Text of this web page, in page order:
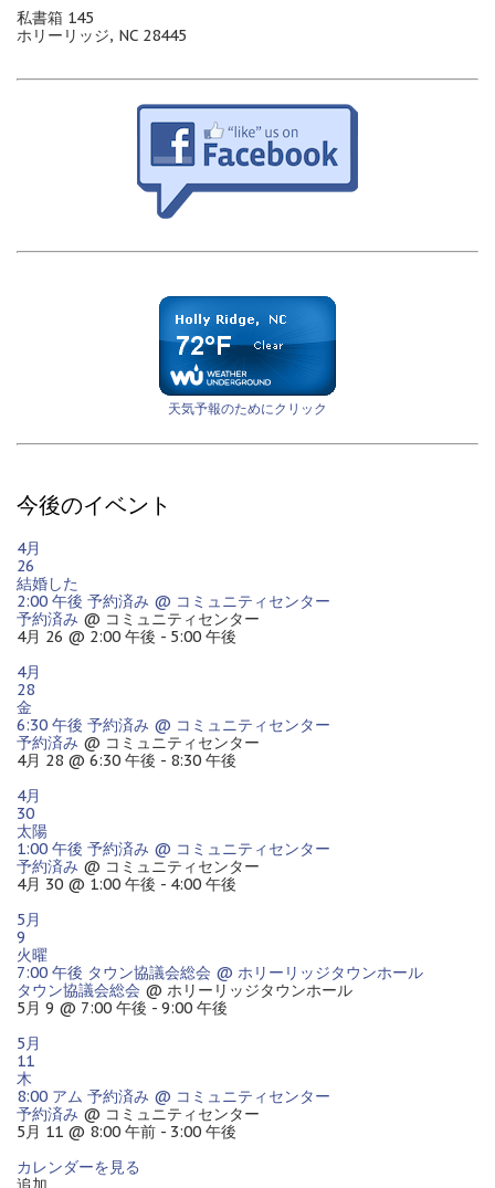
私書箱 145
ホリーリッジ, NC 28445
天気予報のためにクリック
今後のイベント
4月
26
結婚した
2:00 午後予約済み @ コミュニティセンター
予約済み @ コミュニティセンター
4月 26 @ 2:00 午後 - 5:00 午後
4月
28
金
6:30 午後予約済み @ コミュニティセンター
予約済み @ コミュニティセンター
4月 28 @ 6:30 午後 - 8:30 午後
4月
30
太陽
1:00 午後予約済み @ コミュニティセンター
予約済み @ コミュニティセンター
4月 30 @ 1:00 午後 - 4:00 午後
5月
9
火曜
7:00 午後 タウン協議会総会 @ ホリーリッジタウンホール
タウン協議会総会 @ ホリーリッジタウンホール
5月 9 @ 7:00 午後 - 9:00 午後
5月
11
木
8:00 アム予約済み @ コミュニティセンター
予約済み @ コミュニティセンター
5月 11 @ 8:00 午前 - 3:00 午後
カレンダーを見る